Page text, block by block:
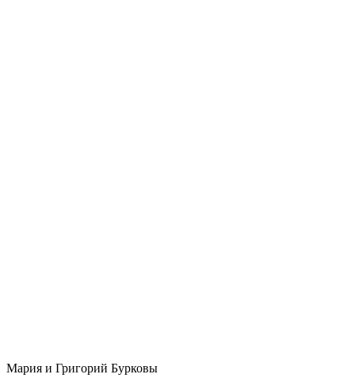
Мария и Григорий Бурковы